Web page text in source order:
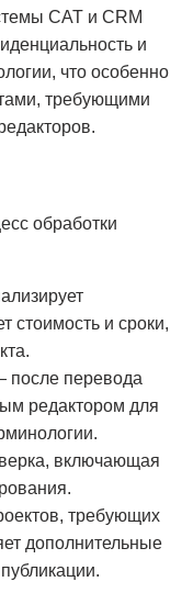
CAT и CRM
и
что особенно
требующими
обработки
стоимость и сроки,
после перевода
редактором для
включающая
требующих
дополнительные